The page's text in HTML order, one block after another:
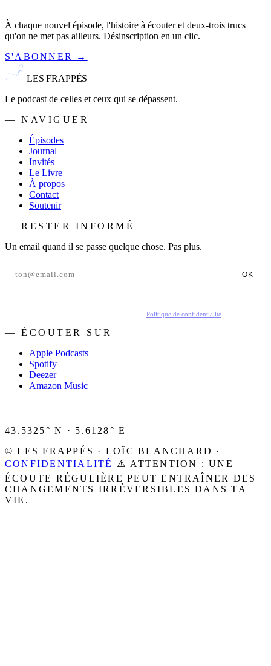
À chaque nouvel épisode, l'histoire à écouter et deux-trois trucs
qu'on ne met pas ailleurs. Désinscription en un clic.
S'ABONNER →
LES FRAPPÉS
Le podcast de celles et ceux qui se dépassent.
— NAVIGUER
Épisodes
Journal
Invités
Le Livre
À propos
Contact
Soutenir
— RESTER INFORMÉ
Un email quand il se passe quelque chose. Pas plus.
OK
Politique de confidentialité
— ÉCOUTER SUR
Apple Podcasts
Spotify
Deezer
Amazon Music
43.5325° N · 5.6128° E
© LES FRAPPÉS · LOÏC BLANCHARD ·
CONFIDENTIALITÉ
⚠️ ATTENTION : UNE
ÉCOUTE RÉGULIÈRE PEUT ENTRAÎNER DES
CHANGEMENTS IRRÉVERSIBLES DANS TA
VIE.